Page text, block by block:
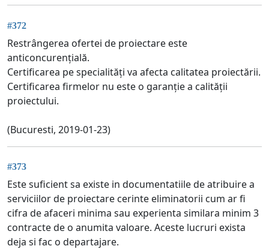
#372
Restrângerea ofertei de proiectare este
anticoncurențială.
Certificarea pe specialități va afecta calitatea proiectării.
Certificarea firmelor nu este o garanție a calității
proiectului.
(Bucuresti, 2019-01-23)
#373
Este suficient sa existe in documentatiile de atribuire a
serviciilor de proiectare cerinte eliminatorii cum ar fi
cifra de afaceri minima sau experienta similara minim 3
contracte de o anumita valoare. Aceste lucruri exista
deja si fac o departajare.